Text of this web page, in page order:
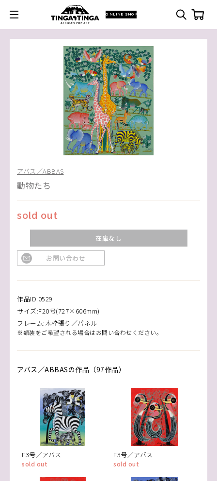
ONLINE SHOP
アバス／ABBAS
動物たち
sold out
在庫なし
お問い合わせ
作品ID:0529
サイズ:F20号(727×606mm)
フレーム:木枠張り／パネル
※額装をご希望される場合はお問い合わせください。
アバス／ABBASの作品（97作品）
F3号／アバス
sold out
F3号／アバス
sold out